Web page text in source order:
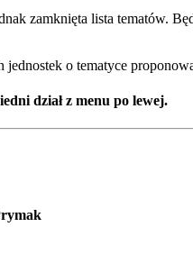
zamknięta lista tematów.
o tematyce
dział z menu po lewej.